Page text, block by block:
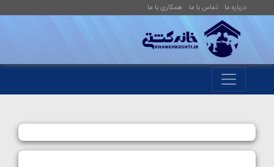
درباره ما تماس با ما همکاری با ما